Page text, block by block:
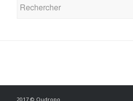
2017 © Oudropo